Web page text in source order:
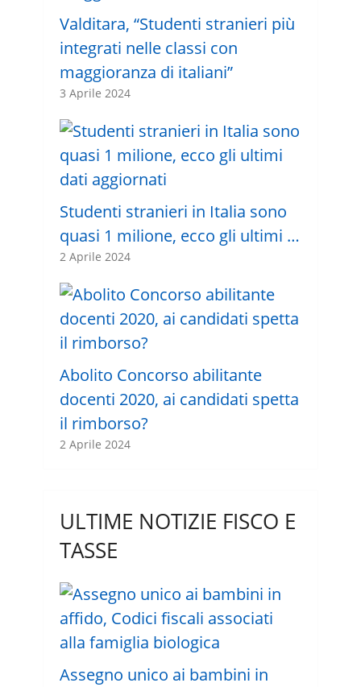
Valditara, “Studenti stranieri più
integrati nelle classi con
maggioranza di italiani”
3 Aprile 2024
Studenti stranieri in Italia sono
quasi 1 milione, ecco gli ultimi …
2 Aprile 2024
Abolito Concorso abilitante
docenti 2020, ai candidati spetta
il rimborso?
2 Aprile 2024
ULTIME NOTIZIE FISCO E
TASSE
Assegno unico ai bambini in